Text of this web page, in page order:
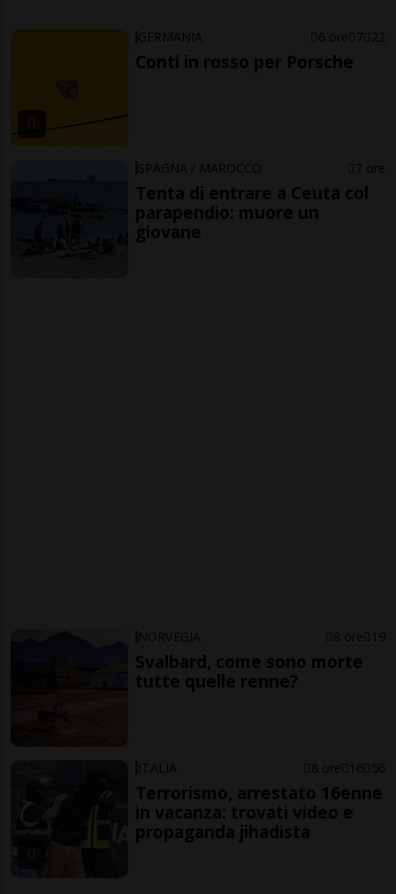
GERMANIA 6 ore 7 22
Conti in rosso per Porsche
SPAGNA / MAROCCO 7 ore
Tenta di entrare a Ceuta col
parapendio: muore un
giovane
NORVEGIA 8 ore 19
Svalbard, come sono morte
tutte quelle renne?
ITALIA 8 ore 16 56
Terrorismo, arrestato 16enne
in vacanza: trovati video e
propaganda jihadista